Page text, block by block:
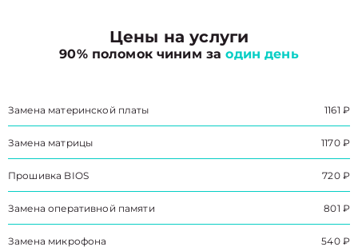
Цены на услуги
90% поломок чиним заодин день
Замена материнской платы 1161 ₽
Замена матрицы 1170 ₽
Прошивка BIOS 720 ₽
Замена оперативной памяти 801 ₽
Замена микрофона 540 ₽